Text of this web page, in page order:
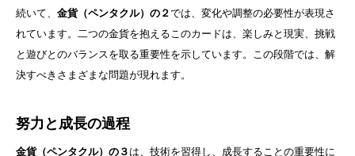
続いて、 金貨（ペンタクル）の２では、変化や調整の必要性が表現さ
れています。二つの金貨を抱えるこのカードは、楽しみと現実、挑戦
と遊びとのバランスを取る重要性を示しています。この段階では、解
決すべきさまざまな問題が現れます。
努力と成長の過程
金貨（ペンタクル）の３ は、技術を習得し、成長することの重要性に